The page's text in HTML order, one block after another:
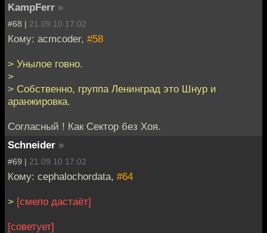
KampFerr »
#68 | 21.09.10 17:02
Кому: acmcoder, #58
> Унылое говно.
>
> Собственно, группа Ленинград это Шнур и
аранжировка.
Согласный ! Как Сектор без Хоя.
Schneider »
#69 | 21.09.10 17:02
Кому: cephalochordata, #64
> [смело дастаёт]
[советует]